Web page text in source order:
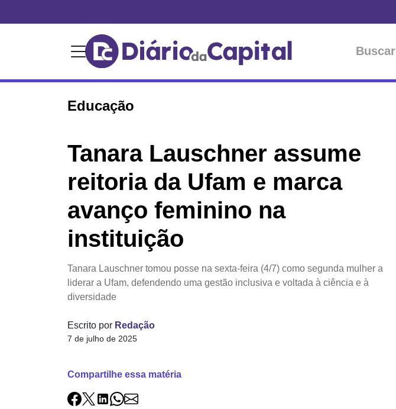
Buscar
Educação
Tanara Lauschner assume
reitoria da Ufam e marca
avanço feminino na
instituição
Tanara Lauschner tomou posse na sexta-feira (4/7) como segunda mulher a
liderar a Ufam, defendendo uma gestão inclusiva e voltada à ciência e à
diversidade
Escrito por Redação
7 de julho de 2025
Compartilhe essa matéria